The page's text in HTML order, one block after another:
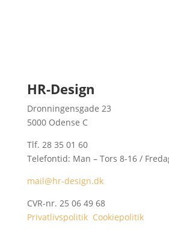
HR-Design
Dronningensgade 23
5000 Odense C
Tlf. 28 35 01 60
Telefontid: Man – Tors 8-16 /
mail@hr-design.dk
CVR-nr. 25 06 49 68
Privatlivspolitik Cookiepolitik